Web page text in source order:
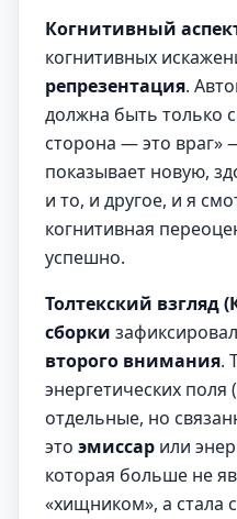
Когнитивный
когнитивных
репрезентация.
должна быть только
сторона — это враг»
показывает новую,
и то, и другое, и я
когнитивная
успешно.
Толтекский взгляд
сборки
второго внимания.
энергетических поля
отдельные, но
это эмиссар или
которая больше не
«хищником», а стала